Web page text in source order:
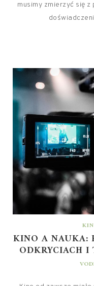
musimy zmierzyć się
KINO A NAUKA:
ODKRYCIACH I